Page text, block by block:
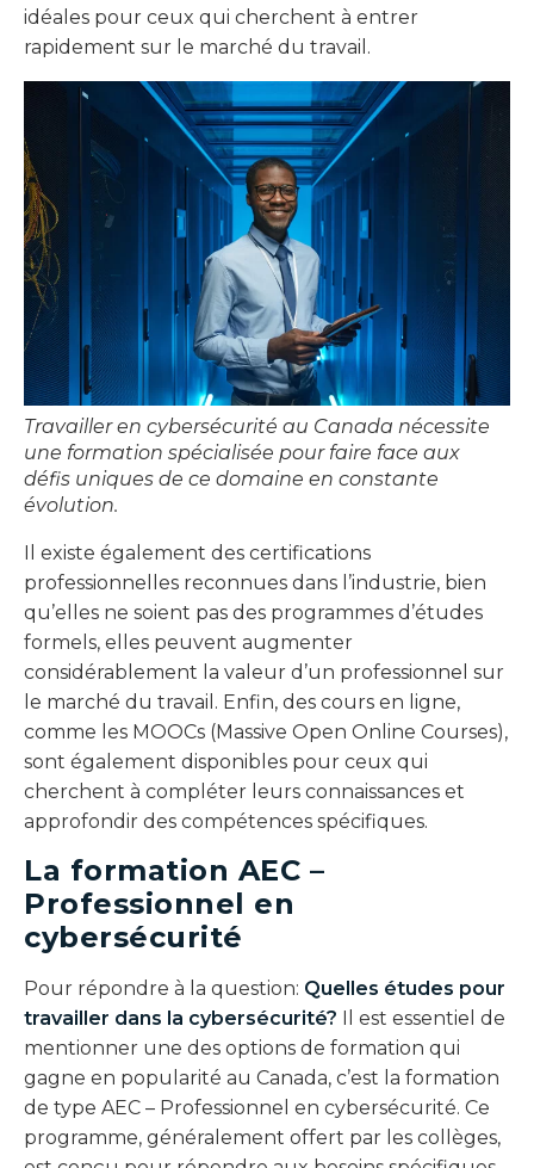
idéales pour ceux qui cherchent à entrer
rapidement sur le marché du travail.
Travailler en cybersécurité au Canada nécessite
une formation spécialisée pour faire face aux
défis uniques de ce domaine en constante
évolution.
Il existe également des certifications
professionnelles reconnues dans l’industrie, bien
qu’elles ne soient pas des programmes d’études
formels, elles peuvent augmenter
considérablement la valeur d’un professionnel sur
le marché du travail. Enfin, des cours en ligne,
comme les MOOCs (Massive Open Online Courses),
sont également disponibles pour ceux qui
cherchent à compléter leurs connaissances et
approfondir des compétences spécifiques.
La formation AEC –
Professionnel en
cybersécurité
Pour répondre à la question: Quelles études pour
travailler dans la cybersécurité? Il est essentiel de
mentionner une des options de formation qui
gagne en popularité au Canada, c’est la formation
de type AEC – Professionnel en cybersécurité. Ce
programme, généralement offert par les collèges,